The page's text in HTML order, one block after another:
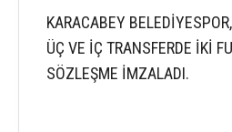
KARACABEY
ÜÇ VE İÇ TRANSFERDE İKİ
SÖZLEŞME İMZALADI.